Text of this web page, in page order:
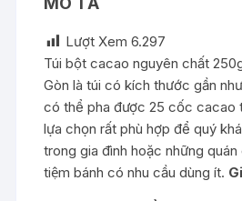
Lượt Xem 6.297
Túi bột cacao nguyên chất
Gòn là túi có kích thước gần
có thể pha được 25 cốc cacao
lựa chọn rất phù hợp để quý
trong gia đình hoặc những
tiệm bánh có nhu cầu dùng ít.